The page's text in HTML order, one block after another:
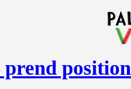
prend position